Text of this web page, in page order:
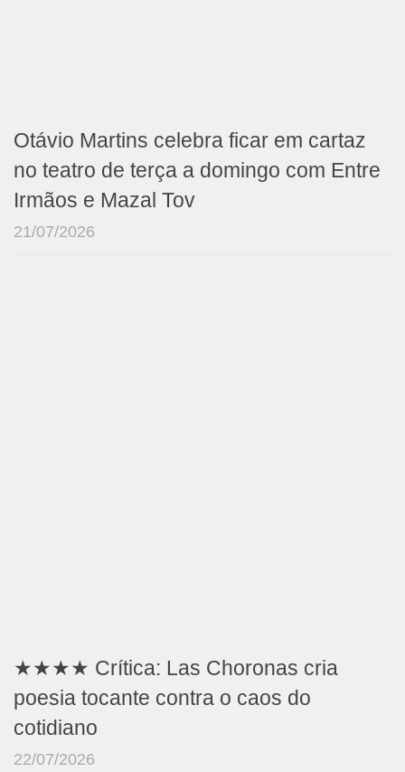
Otávio Martins celebra ficar em cartaz
no teatro de terça a domingo com Entre
Irmãos e Mazal Tov
21/07/2026
★★★★ Crítica: Las Choronas cria
poesia tocante contra o caos do
cotidiano
22/07/2026